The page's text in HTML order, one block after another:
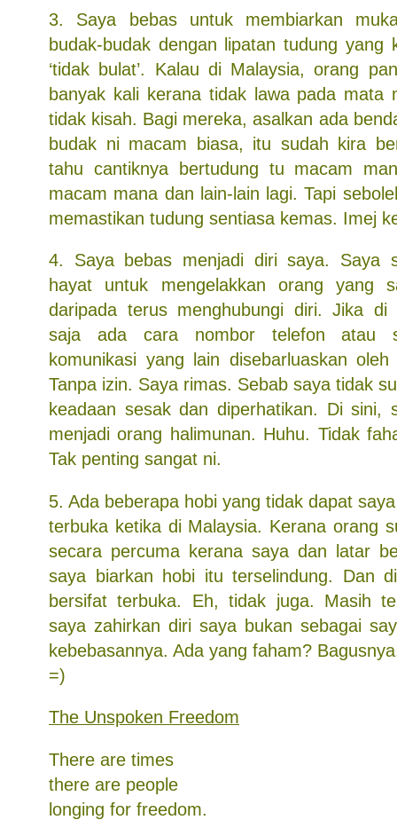
3. Saya bebas untuk membiarkan
budak-budak dengan lipatan tudung yang
‘tidak bulat’. Kalau di Malaysia, orang
banyak kali kerana tidak lawa pada mata
tidak kisah. Bagi mereka, asalkan ada
budak ni macam biasa, itu sudah kira
tahu cantiknya bertudung tu macam
macam mana dan lain-lain lagi. Tapi
memastikan tudung sentiasa kemas. Imej
4. Saya bebas menjadi diri saya. Saya
hayat untuk mengelakkan orang yang
daripada terus menghubungi diri. Jika di
saja ada cara nombor telefon atau
komunikasi yang lain disebarluaskan
Tanpa izin. Saya rimas. Sebab saya tidak
keadaan sesak dan diperhatikan. Di sini,
menjadi orang halimunan. Huhu. Tidak
Tak penting sangat ni.
5. Ada beberapa hobi yang tidak dapat
terbuka ketika di Malaysia. Kerana orang
secara percuma kerana saya dan latar
saya biarkan hobi itu terselindung. Dan
bersifat terbuka. Eh, tidak juga. Masih
saya zahirkan diri saya bukan sebagai
kebebasannya. Ada yang faham?
=)
The Unspoken Freedom
There are times
there are people
longing for freedom.